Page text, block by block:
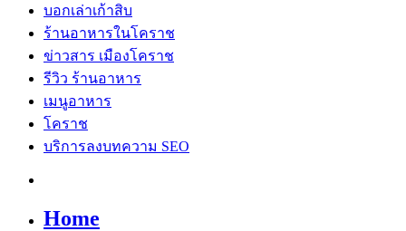
บอกเล่าเก้าสิบ
ร้านอาหารในโคราช
ข่าวสาร เมืองโคราช
รีวิว ร้านอาหาร
เมนูอาหาร
โคราช
บริการลงบทความ SEO
Home